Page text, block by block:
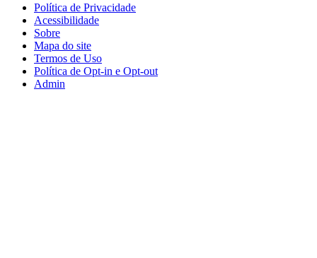
Política de Privacidade
Acessibilidade
Sobre
Mapa do site
Termos de Uso
Política de Opt-in e Opt-out
Admin